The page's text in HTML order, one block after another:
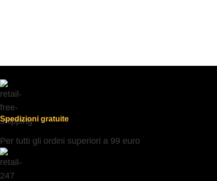
Spedizioni gratuite
Per tutti gli ordini superiori a 99 euro